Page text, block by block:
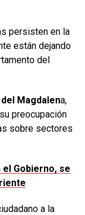
persisten en la
están dejando
del
Magdalena,
preocupación
sobre sectores
Gobierno, se
a la